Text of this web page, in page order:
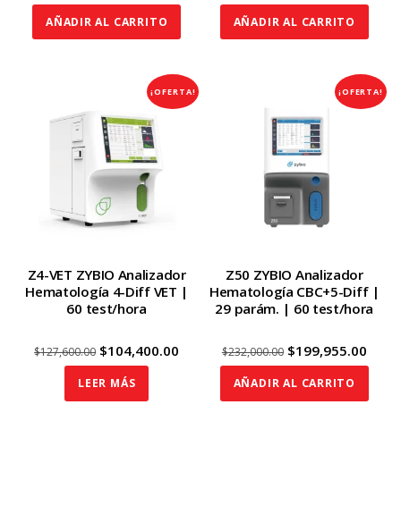
AÑADIR AL CARRITO AÑADIR AL CARRITO
¡OFERTA!
Z4-VET ZYBIO Analizador
Hematología 4-Diff VET |
60 test/hora
$127,600.00 Original
price
$104,400.00 Current
LEER MÁS
¡OFERTA!
Z50 ZYBIO Analizador
Hematología CBC+5-Diff |
29 parám. | 60 test/hora
$232,000.00 Original
price
$199,955.00
price
AÑADIR AL CARRITO